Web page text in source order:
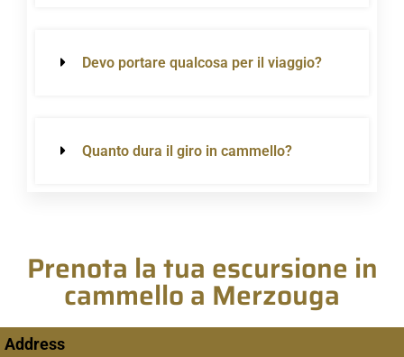
Devo portare qualcosa per il viaggio?
Quanto dura il giro in cammello?
Prenota la tua escursione in
cammello a Merzouga
Address